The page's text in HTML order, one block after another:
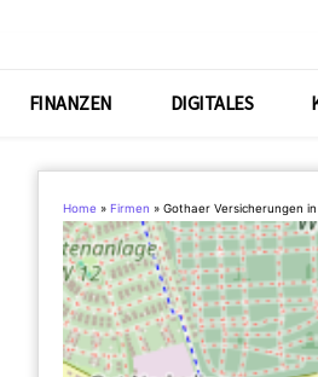
FINANZEN DIGITALES
Home » Firmen » Gothaer Versicherungen